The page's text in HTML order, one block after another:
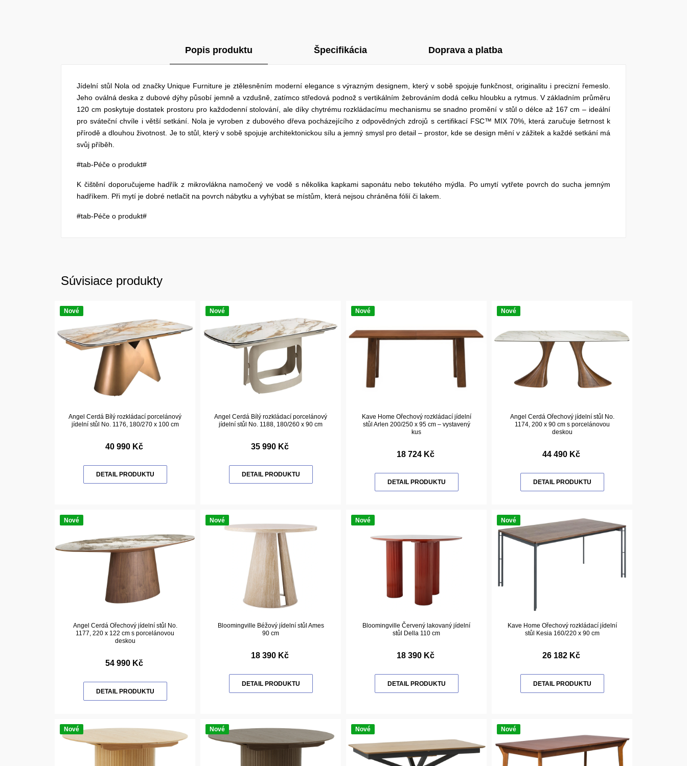
Popis produktu Špecifikácia Doprava a platba
Jídelní stůl Nola od značky Unique Furniture je ztělesněním moderní elegance s výrazným designem, který v sobě spojuje funkčnost, originalitu i precizní řemeslo.
Jeho oválná deska z dubové dýhy působí jemně a vzdušně, zatímco středová podnož s vertikálním žebrováním dodá celku hloubku a rytmus. V základním průměru
120 cm poskytuje dostatek prostoru pro každodenní stolování, ale díky chytrému rozkládacímu mechanismu se snadno promění v stůl o délce až 167 cm – ideální
pro sváteční chvíle i větší setkání. Nola je vyroben z dubového dřeva pocházejícího z odpovědných zdrojů s certifikací FSC™ MIX 70%, která zaručuje šetrnost k
přírodě a dlouhou životnost. Je to stůl, který v sobě spojuje architektonickou sílu a jemný smysl pro detail – prostor, kde se design mění v zážitek a každé setkání má
svůj příběh.
#tab-Péče o produkt#
K čištění doporučujeme hadřík z mikrovlákna namočený ve vodě s několika kapkami saponátu nebo tekutého mýdla. Po umytí vytřete povrch do sucha jemným
hadříkem. Při mytí je dobré netlačit na povrch nábytku a vyhýbat se místům, která nejsou chráněna fólií či lakem.
#tab-Péče o produkt#
Súvisiace produkty
Nové
Angel Cerdá Bílý rozkládací porcelánový
jídelní stůl No. 1176, 180/270 x 100 cm
40 990 Kč
DETAIL PRODUKTU
Nové
Angel Cerdá Bílý rozkládací porcelánový
jídelní stůl No. 1188, 180/260 x 90 cm
35 990 Kč
DETAIL PRODUKTU
Nové
Kave Home Ořechový rozkládací jídelní
stůl Arlen 200/250 x 95 cm – vystavený
kus
18 724 Kč
DETAIL PRODUKTU
Nové
Angel Cerdá Ořechový jídelní stůl No.
1174, 200 x 90 cm s porcelánovou
deskou
44 490 Kč
DETAIL PRODUKTU
Nové
Angel Cerdá Ořechový jídelní stůl No.
1177, 220 x 122 cm s porcelánovou
deskou
54 990 Kč
DETAIL PRODUKTU
Nové
Bloomingville Béžový jídelní stůl Ames
90 cm
18 390 Kč
DETAIL PRODUKTU
Nové
Bloomingville Červený lakovaný jídelní
stůl Della 110 cm
18 390 Kč
DETAIL PRODUKTU
Nové
Kave Home Ořechový rozkládací jídelní
stůl Kesia 160/220 x 90 cm
26 182 Kč
DETAIL PRODUKTU
Nové Nové Nové Nové